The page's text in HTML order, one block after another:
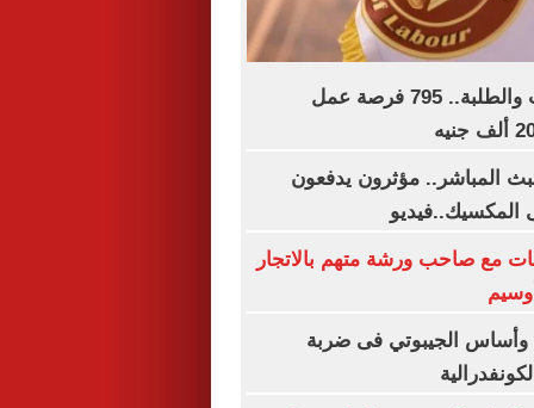
لجميع المؤهلات والطلبة.. 795 فرصة عمل
المباشر.. مؤثرون يدفعون
المكسيك..فيديو
مع صاحب ورشة متهم بالاتجار
وأساس الجيبوتي فى ضربة